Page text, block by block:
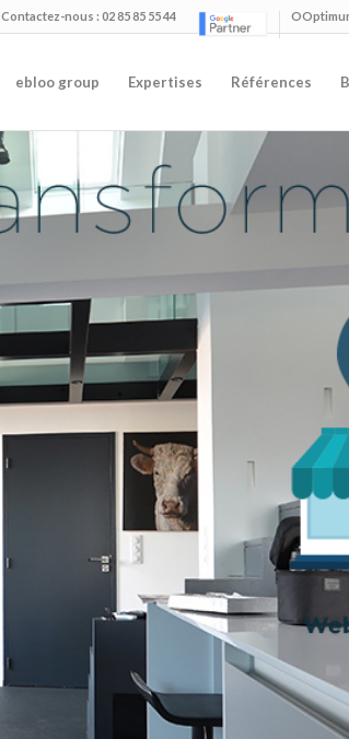
Contactez-nous : 02 85 85 55 44
ebloo group Expertises Références